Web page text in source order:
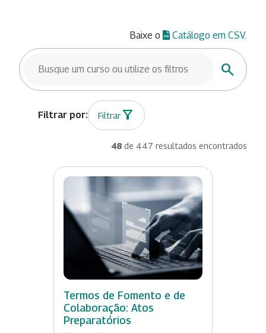
Baixe o Catálogo em CSV.
BUSCAR CURSOS
Buscar
Filtrar
48 de 447 resultados encontrados
Termos de Fomento e de
Colaboração: Atos
Preparatórios